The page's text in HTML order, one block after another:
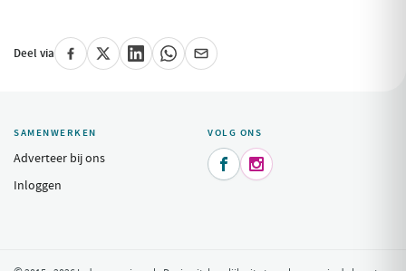
Deel via
SAMENWERKEN
Adverteer bij ons
Inloggen
VOLG ONS
 